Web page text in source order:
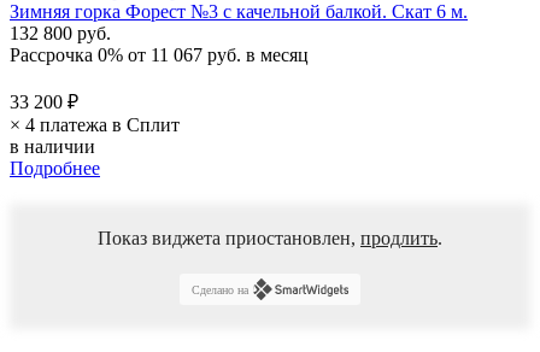
Зимняя горка Форест №3 с качельной балкой. Скат 6 м.
132 800 руб.
Рассрочка 0% от 11 067 руб. в месяц
33 200 ₽
× 4 платежа в Сплит
в наличии
Подробнее
Показ виджета приостановлен, продлить.
Сделано на